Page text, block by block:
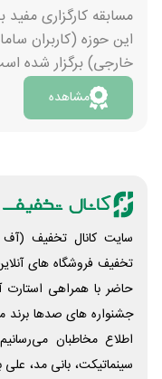
دقیق تر از این طرح،
مسابقه کارگزاری
این حوزه (کاربران
خارجی) برگزار شده
از سامانه های داخلی
را انتخاب کنند. در
و حداکثر
با گوشی تلفن همراه
بیشتر این طرح را
مشاهده
سایت کانال تخفیف
تخفیف فروشگاه های
حاضر با همراهی
جشنواره های صدها برند
اطلاع مخاطبان
سینماتیکت، بانی مد، علی‌